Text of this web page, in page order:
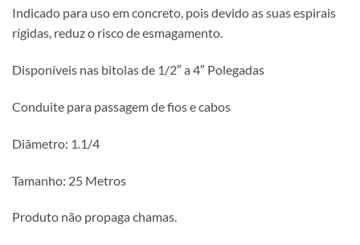
Indicado para uso em concreto, pois devido as suas espirais
rígidas, reduz o risco de esmagamento.
Disponíveis nas bitolas de 1/2″ a 4″ Polegadas
Conduite para passagem de fios e cabos
Diâmetro: 1.1/4
Tamanho: 25 Metros
Produto não propaga chamas.